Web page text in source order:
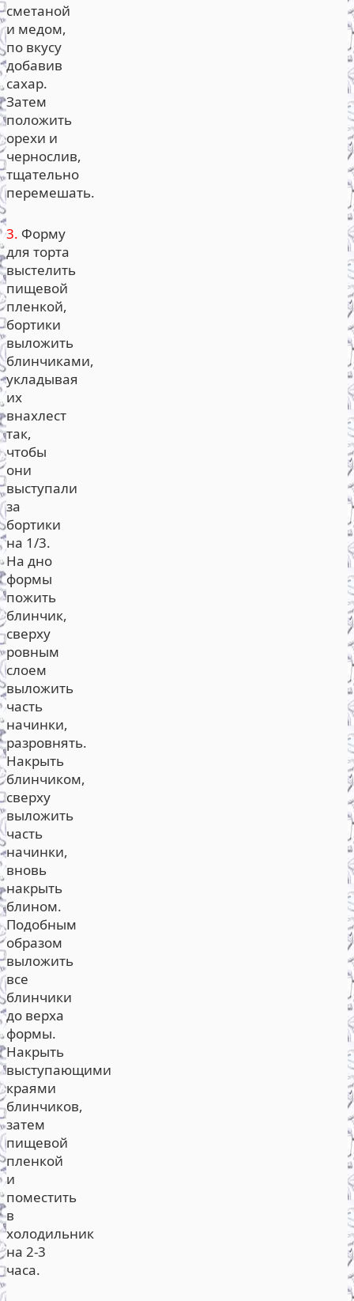
сметаной
и медом,
по вкусу
добавив
сахар.
Затем
положить
орехи и
чернослив,
тщательно
перемешать.
3. Форму
для торта
выстелить
пищевой
пленкой,
бортики
выложить
блинчиками,
укладывая
их
внахлест
так,
чтобы
они
выступали
за
бортики
на 1/3.
На дно
формы
пожить
блинчик,
сверху
ровным
слоем
выложить
часть
начинки,
разровнять.
Накрыть
блинчиком,
сверху
выложить
часть
начинки,
вновь
накрыть
блином.
Подобным
образом
выложить
все
блинчики
до верха
формы.
Накрыть
выступающими
краями
блинчиков,
затем
пищевой
пленкой
и
поместить
в
холодильник
на 2-3
часа.